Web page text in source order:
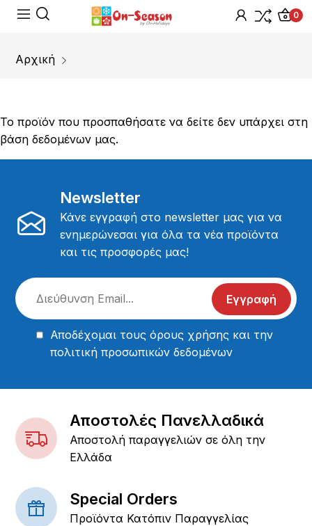
0
Αρχική
Το προϊόν που προσπαθήσατε να δείτε δεν υπάρχει στη
βάση δεδομένων μας.
Newsletter
Κάνε εγγραφή στο newsletter μας για να
ενημερώνεσαι για όλα τα νέα προϊόντα
και τις προσφορές μας!
Εγγραφή
Αποδέχομαι τουςόρους χρήσης και την
πολιτική προσωπικών δεδομένων
Αποστολές Πανελλαδικά
Αποστολή παραγγελιών σε όλη την
Ελλάδα
Special Orders
Προϊόντα Κατόπιν Παραγγελίας